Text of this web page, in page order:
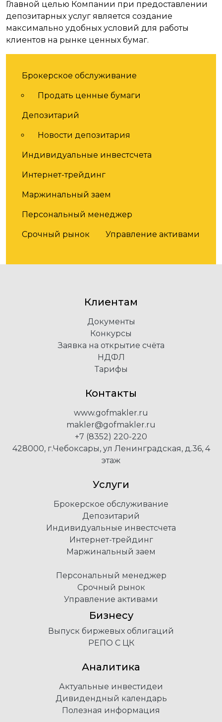
Главной целью Компании при предоставлении
депозитарных услуг является создание
максимально удобных условий для работы
клиентов на рынке ценных бумаг.
Услуги
Брокерское обслуживание
Продать ценные бумаги
Депозитарий
Новости депозитария
Индивидуальные инвестсчета
Интернет-трейдинг
Маржинальный заем
Персональный менеджер
Срочный рынок Управление активами
Клиентам
Документы
Конкурсы
Заявка на открытие счёта
НДФЛ
Тарифы
Услуги
Брокерское обслуживание
Депозитарий
Индивидуальные инвестсчета
Интернет-трейдинг
Маржинальный заем
Контакты
www.gofmakler.ru
makler@gofmakler.ru
+7 (8352) 220-220
428000, г.Чебоксары, ул Ленинградская, д.36, 4
этаж
Аналитика
Актуальные инвестидеи
Дивидендный календарь
Полезная информация
Персональный менеджер
Срочный рынок
Управление активами
Бизнесу
Выпуск биржевых облигаций
РЕПО С ЦК